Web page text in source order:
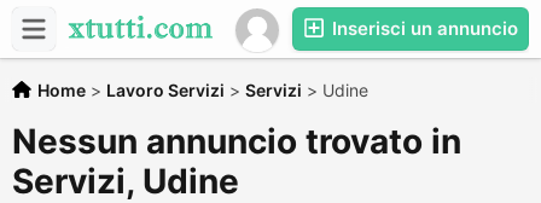
Inserisci un annuncio
Home > Lavoro Servizi > Servizi > Udine
Nessun annuncio trovato in
Servizi, Udine